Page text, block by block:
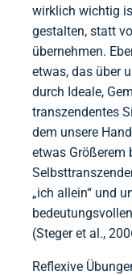
wirklich wichtig
gestalten, statt
übernehmen.
etwas, das über
durch Ideale,
transzendentes
dem unsere
etwas Größerem
„ich allein“ und
(Steger et al.,
Reflexive